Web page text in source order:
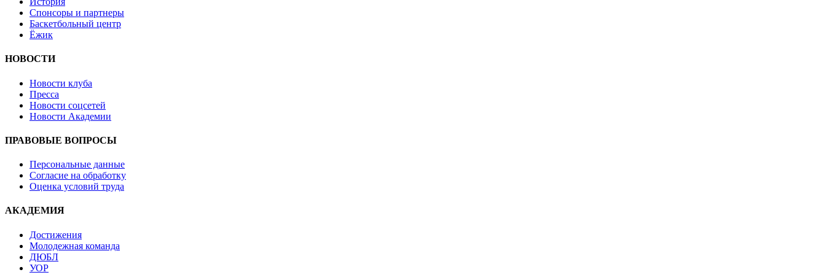
Спонсоры и партнеры
Баскетбольный центр
Ёжик
НОВОСТИ
Новости клуба
Пресса
Новости соцсетей
Новости Академии
ПРАВОВЫЕ ВОПРОСЫ
Персональные данные
Согласие на обработку
Оценка условий труда
АКАДЕМИЯ
Достижения
Молодежная команда
ДЮБЛ
УОР